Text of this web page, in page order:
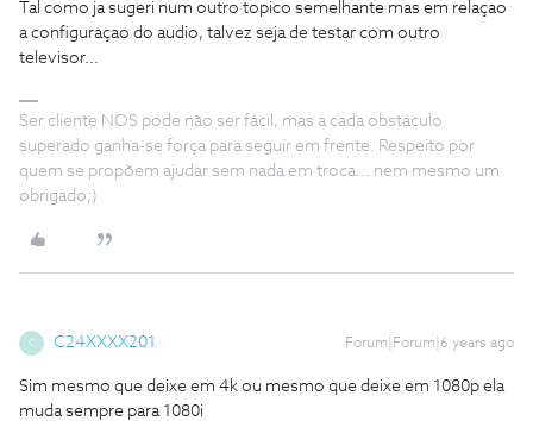
Tal como ja sugeri num outro topico semelhante mas em relaçao
a configuraçao do audio, talvez seja de testar com outro
televisor...
Ser cliente NOS pode não ser fácil, mas a cada obstáculo
superado ganha-se força para seguir em frente. Respeito por
quem se propõem ajudar sem nada em troca... nem mesmo um
obrigado;)
C C24XXXX201 Forum|Forum|6 years ago
Sim mesmo que deixe em 4k ou mesmo que deixe em 1080p ela
muda sempre para 1080i